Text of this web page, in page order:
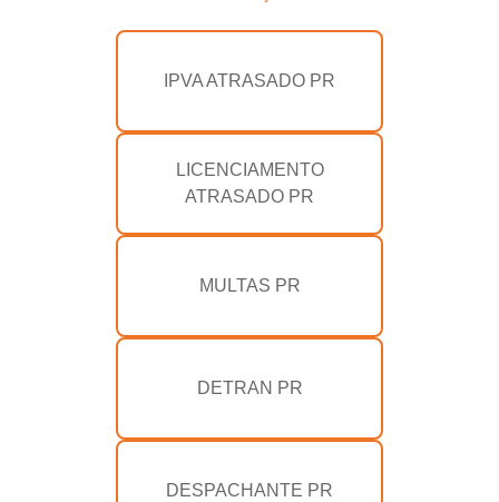
IPVA ATRASADO PR
LICENCIAMENTO
ATRASADO PR
MULTAS PR
DETRAN PR
DESPACHANTE PR